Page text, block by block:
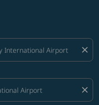
close
close